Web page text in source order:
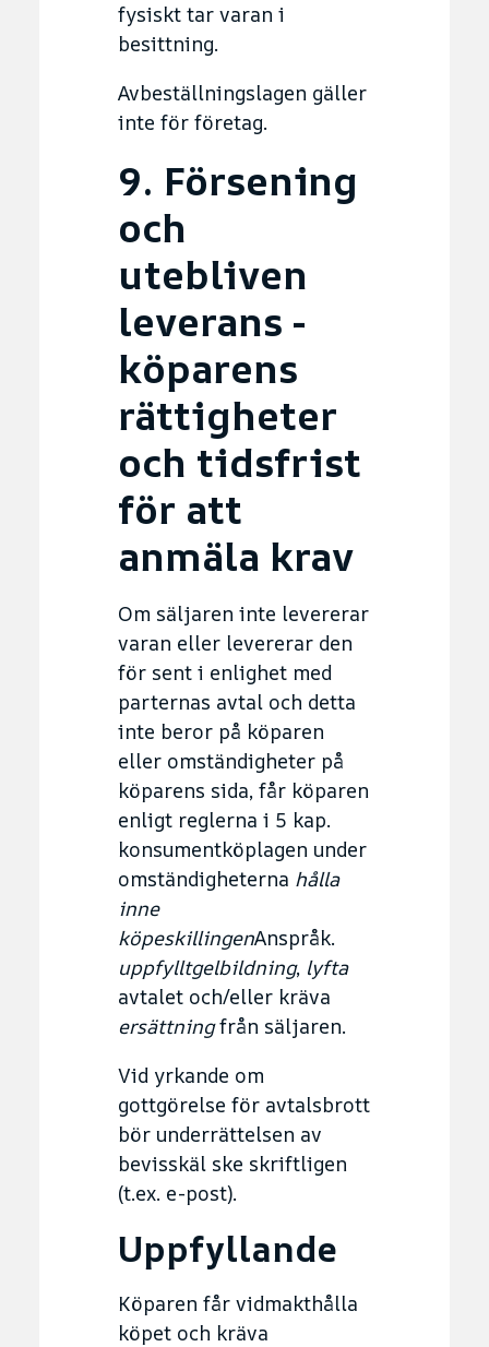
fysiskt tar varan i
besittning.
Avbeställningslagen gäller
inte för företag.
9. Försening
och
utebliven
leverans -
köparens
rättigheter
och tidsfrist
för att
anmäla krav
Om säljaren inte levererar
varan eller levererar den
för sent i enlighet med
parternas avtal och detta
inte beror på köparen
eller omständigheter på
köparens sida, får köparen
enligt reglerna i 5 kap.
konsumentköplagen under
omständigheterna hålla
inne
köpeskillingenAnspråk.
uppfylltgelbildning, lyfta
avtalet och/eller kräva
ersättningfrån säljaren.
Vid yrkande om
gottgörelse för avtalsbrott
bör underrättelsen av
bevisskäl ske skriftligen
(t.ex. e-post).
Uppfyllande
Köparen får vidmakthålla
köpet och kräva